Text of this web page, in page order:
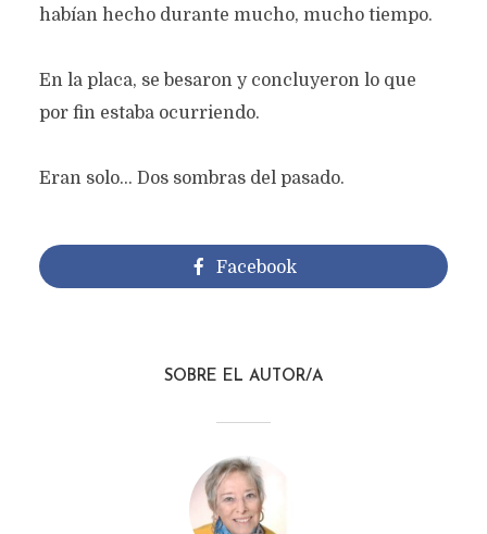
habían hecho durante mucho, mucho tiempo.
En la placa, se besaron y concluyeron lo que
por fin estaba ocurriendo.
Eran solo… Dos sombras del pasado.
Facebook
SOBRE EL AUTOR/A